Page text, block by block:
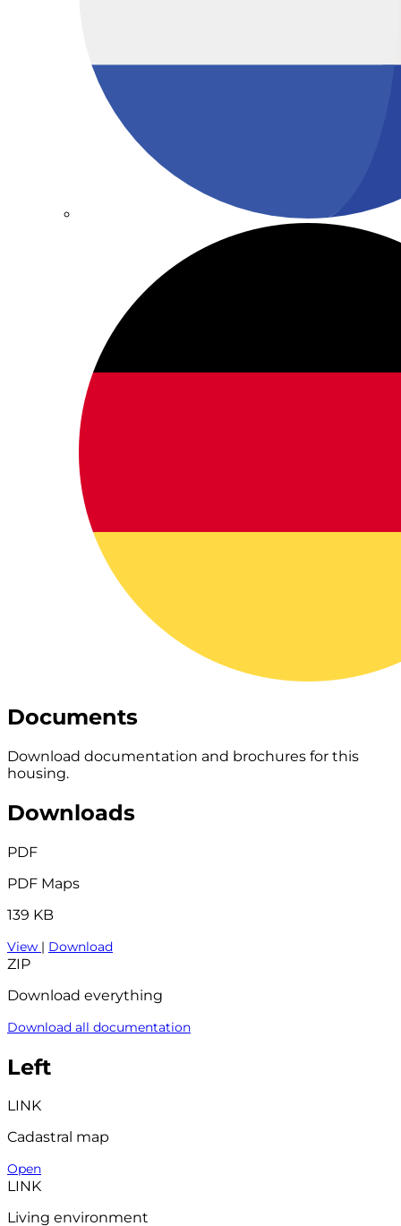
Documents
Download documentation and brochures for this
housing.
Downloads
PDF
PDF Maps
139 KB
View | Download
ZIP
Download everything
Download all documentation
Left
LINK
Cadastral map
Open
LINK
Living environment